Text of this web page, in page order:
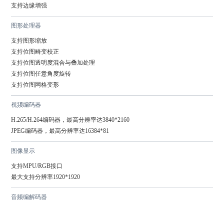
支持边缘增强
图形处理器
支持图形缩放
支持位图畸变校正
支持位图透明度混合与叠加处理
支持位图任意角度旋转
支持位图网格变形
视频编码器
H.265/H.264编码器，最高分辨率达3840*2160
JPEG编码器，最高分辨率达16384*81
图像显示
支持MPU/RGB接口
最大支持分辨率1920*1920
音频编解码器